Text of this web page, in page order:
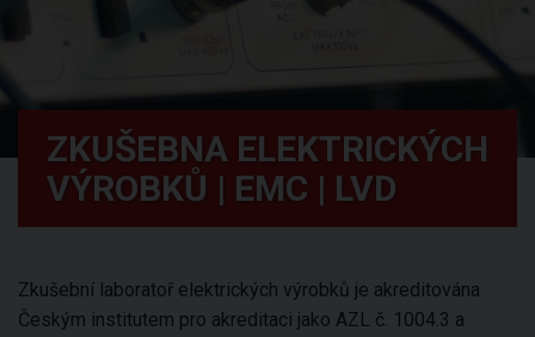
ZKUŠEBNA ELEKTRICKÝCH
VÝROBKŮ | EMC | LVD
Zkušební laboratoř elektrických výrobků je akreditována
Českým institutem pro akreditaci jako AZL č. 1004.3 a